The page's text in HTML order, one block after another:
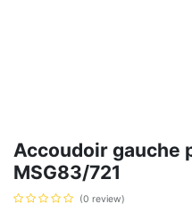
Accoudoir gauche
MSG83/721
(0 review)